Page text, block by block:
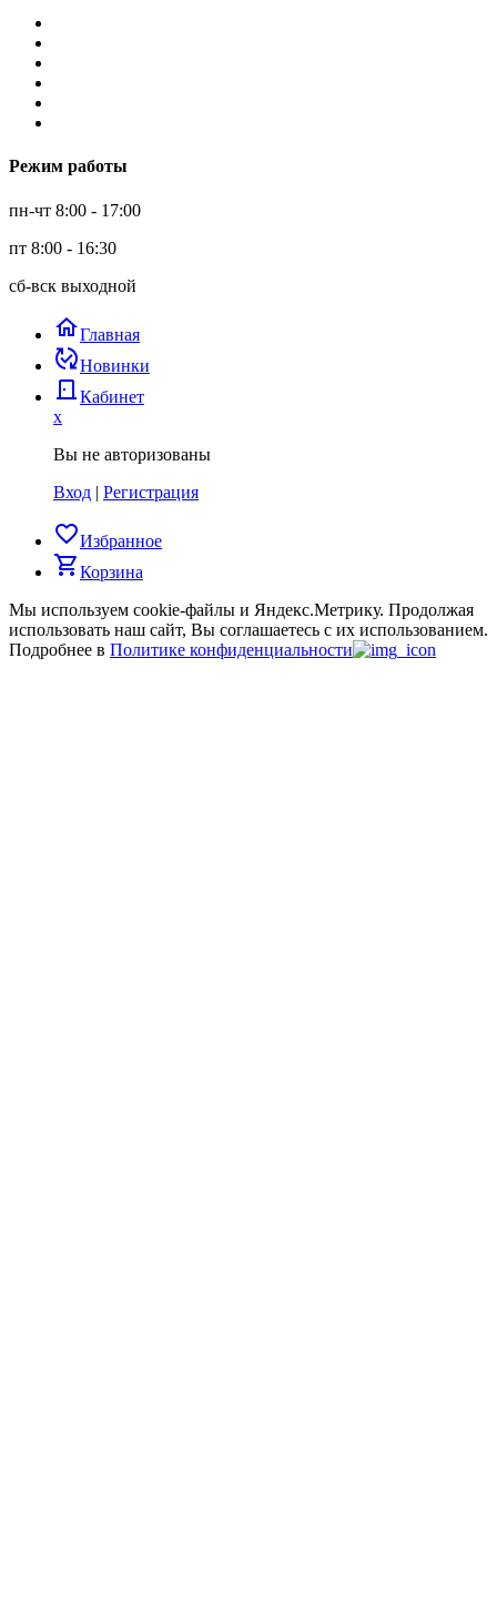
Режим работы
пн-чт 8:00 - 17:00
пт 8:00 - 16:30
сб-вск выходной
homeГлавная
published_with_changesНовинки
door_back Кабинет
x
Вы не авторизованы
Вход | Регистрация
favorite_borderИзбранное
shopping_cartКорзина
Мы используем cookie-файлы и Яндекс.Метрику. Продолжая
использовать наш сайт, Вы соглашаетесь с их использованием.
Подробнее в Политике конфиденциальности